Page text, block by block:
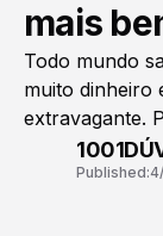
mais
Todo mundo
muito dinheiro
extravagante.
Published: